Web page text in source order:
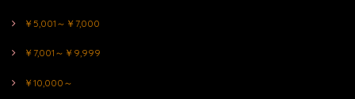
￥5,001～￥7,000
￥7,001～￥9,999
￥10,000～